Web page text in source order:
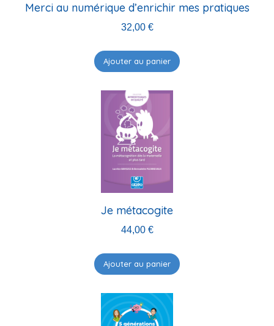
Merci au numérique d’enrichir mes pratiques
32,00 €
Ajouter au panier
Je métacogite
44,00 €
Ajouter au panier